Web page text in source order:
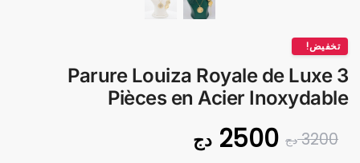
تخفيض!
Parure Louiza Royale de Luxe 3
Pièces en Acier Inoxydable
3200 دج 2500 دج